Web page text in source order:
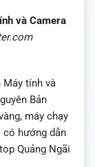
và Camera
Máy tính và
Bản
máy chạy
hướng dẫn
Quảng Ngãi